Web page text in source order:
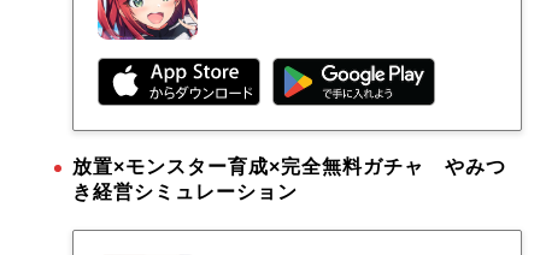
放置×モンスター育成×完全無料ガチャ やみつ
き経営シミュレーション